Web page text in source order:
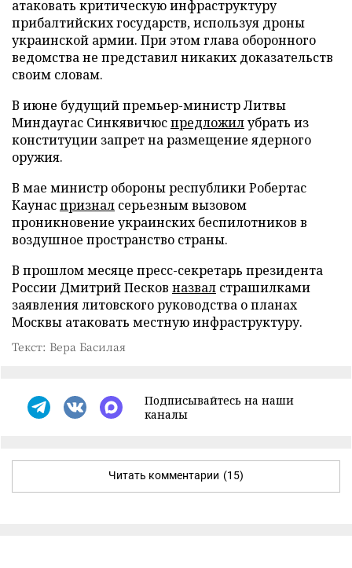
атаковать критическую инфраструктуру
прибалтийских государств, используя дроны
украинской армии. При этом глава оборонного
ведомства не представил никаких доказательств
своим словам.
В июне будущий премьер-министр Литвы
Миндаугас Синкявичюспредложилубрать из
конституции запрет на размещение ядерного
оружия.
В мае министр обороны республики Робертас
Каунаспризнал серьезным вызовом
проникновение украинских беспилотников в
воздушное пространство страны.
В прошлом месяце пресс-секретарь президента
России Дмитрий Песков назвал страшилками
заявления литовского руководства о планах
Москвы атаковать местную инфраструктуру.
Текст: Вера Басилая
Подписывайтесь на наши
каналы
Читать комментарии (15)